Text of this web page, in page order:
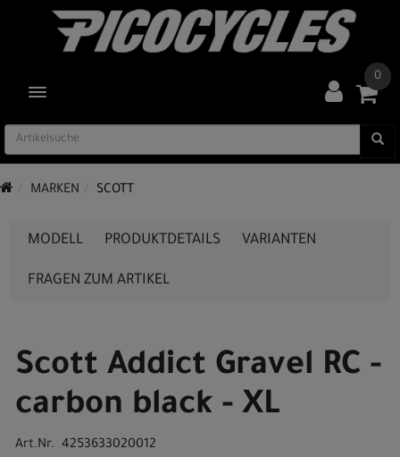
TOGGLE NAVIGATION
0
MARKEN SCOTT
MODELL PRODUKTDETAILS VARIANTEN
FRAGEN ZUM ARTIKEL
Scott Addict Gravel RC -
carbon black - XL
Art.Nr. 4253633020012